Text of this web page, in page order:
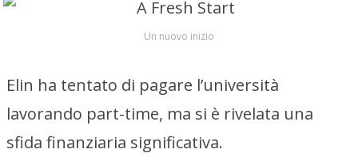
Un nuovo inizio
Elin ha tentato di pagare l’università
lavorando part-time, ma si è rivelata una
sfida finanziaria significativa.